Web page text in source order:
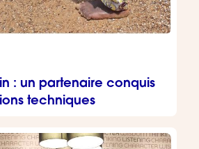
: un partenaire conquis
techniques